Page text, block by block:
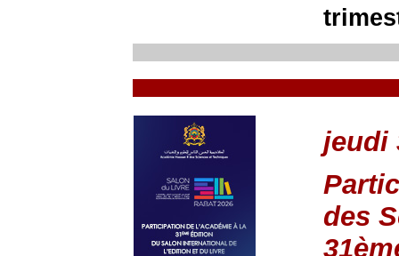
jeudi
des